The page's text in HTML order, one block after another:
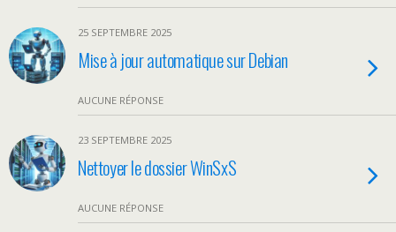
25 SEPTEMBRE 2025
Mise à jour automatique sur Debian
AUCUNE RÉPONSE
23 SEPTEMBRE 2025
Nettoyer le dossier WinSxS
AUCUNE RÉPONSE